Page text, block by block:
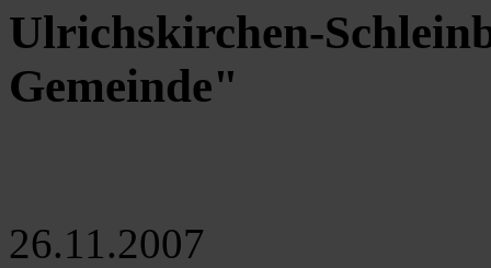
Ulrichskirchen-
Gemeinde"
26.11.2007